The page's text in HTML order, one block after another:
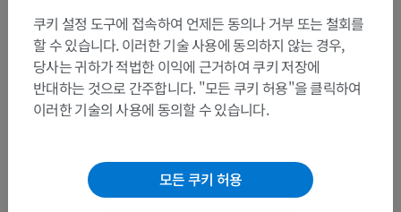
앱 다운로드
쿠키 설정 도구에 접속하여 언제든 동의나 거부 또는 철회를
할 수 있습니다. 이러한 기술 사용에 동의하지 않는 경우,
당사는 귀하가 적법한 이익에 근거하여 쿠키 저장에
반대하는 것으로 간주합니다. "모든 쿠키 허용"을 클릭하여
이러한 기술의 사용에 동의할 수 있습니다.
모든 쿠키 허용